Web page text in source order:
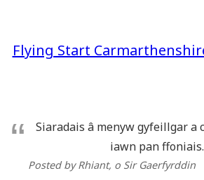
Flying Start
Siaradais â menyw gyfeillgar a
iawn pan ffoniais.
Posted by Rhiant, o Sir Gaerfyrddin